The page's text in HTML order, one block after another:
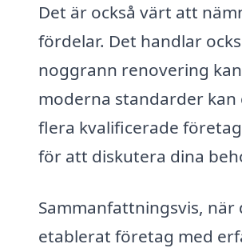
Det är också värt att
fördelar. Det handlar
noggrann renovering
moderna standarder
flera kvalificerade
för att diskutera dina
Sammanfattningsvis,
etablerat företag med